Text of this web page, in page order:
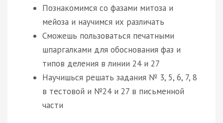
Познакомимся со фазами митоза и
мейоза и научимся их различать
Сможешь пользоваться печатными
шпаргалками для обоснования фаз и
типов деления в линии 24 и 27
Научишься решать задания № 3, 5, 6, 7, 8
в тестовой и №24 и 27 в письменной
части